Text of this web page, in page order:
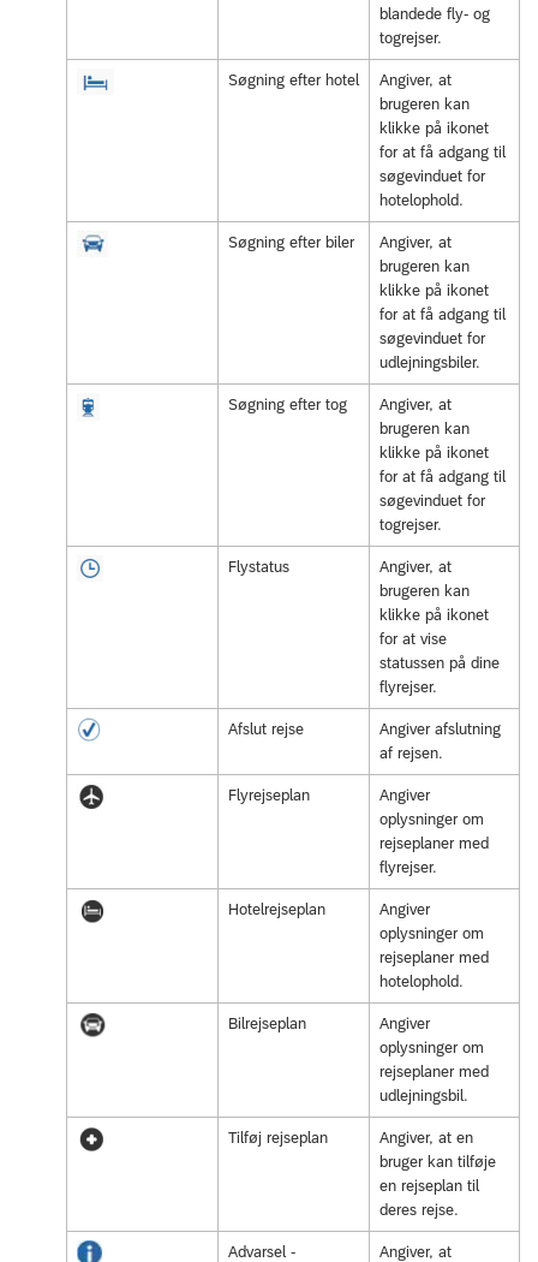
blandede fly- og
togrejser.
Søgning efter hotel
Angiver, at
brugeren kan
klikke på ikonet
for at få adgang til
søgevinduet for
hotelophold.
Søgning efter biler
Angiver, at
brugeren kan
klikke på ikonet
for at få adgang til
søgevinduet for
udlejningsbiler.
Søgning efter tog
Angiver, at
brugeren kan
klikke på ikonet
for at få adgang til
søgevinduet for
togrejser.
Flystatus
Angiver, at
brugeren kan
klikke på ikonet
for at vise
statussen på dine
flyrejser.
Afslut rejse
Angiver afslutning
af rejsen.
Flyrejseplan
Angiver
oplysninger om
rejseplaner med
flyrejser.
Hotelrejseplan
Angiver
oplysninger om
rejseplaner med
hotelophold.
Bilrejseplan
Angiver
oplysninger om
rejseplaner med
udlejningsbil.
Tilføj rejseplan
Angiver, at en
bruger kan tilføje
en rejseplan til
deres rejse.
Advarsel -
Angiver, at